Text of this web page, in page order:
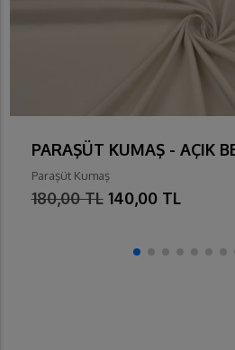
PARAŞÜT KUMAŞ - AÇIK
Paraşüt Kumaş
180,00 TL 140,00 TL